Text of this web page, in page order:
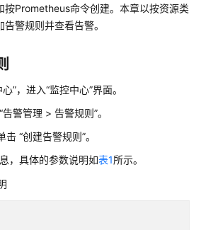
按Prometheus命令创建。本章以按资源类
警规则并查看告警。
”，进入“监控中心”界面。
警管理 > 告警规则”。
“创建告警规则”。
，具体的参数说明如表1所示。